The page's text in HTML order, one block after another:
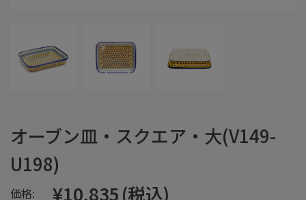
オーブン皿・スクエア・大(V149-
U198)
価格: ¥10,835(税込)